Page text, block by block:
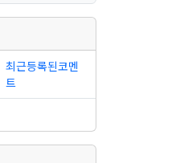
최근등록된코멘
트